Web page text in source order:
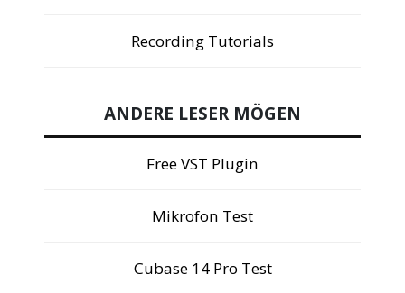
Recording Tutorials
ANDERE LESER MÖGEN
Free VST Plugin
Mikrofon Test
Cubase 14 Pro Test